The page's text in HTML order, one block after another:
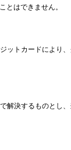
とはできません。
ットカードにより
決するものとし